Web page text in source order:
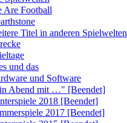
Football
Titel in anderen Spielwelten
und das
und Software
Abend mit …" [Beendet]
2018 [Beendet]
2017 [Beendet]